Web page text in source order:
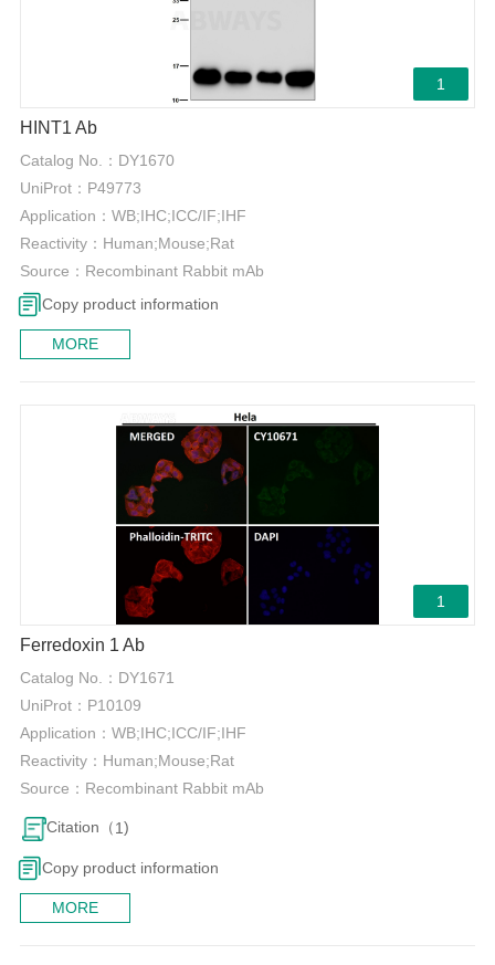
1
HINT1 Ab
Catalog No.： DY1670
UniProt： P49773
Application： WB;IHC;ICC/IF;IHF
Reactivity： Human;Mouse;Rat
Source： Recombinant Rabbit mAb
Copy product information
MORE
1
Ferredoxin 1 Ab
Catalog No.： DY1671
UniProt： P10109
Application： WB;IHC;ICC/IF;IHF
Reactivity： Human;Mouse;Rat
Source： Recombinant Rabbit mAb
Citation（1)
Copy product information
MORE